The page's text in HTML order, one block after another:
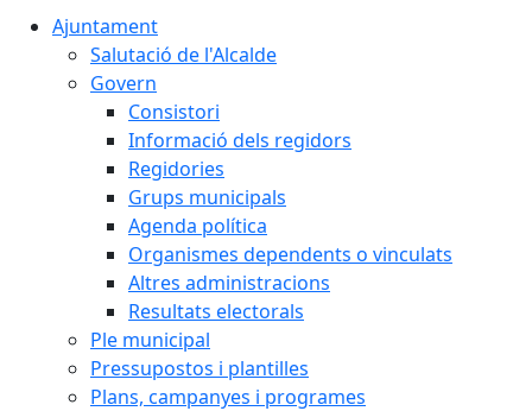
Ajuntament
Salutació de l'Alcalde
Govern
Consistori
Informació dels regidors
Regidories
Grups municipals
Agenda política
Organismes dependents o vinculats
Altres administracions
Resultats electorals
Ple municipal
Pressupostos i plantilles
Plans, campanyes i programes